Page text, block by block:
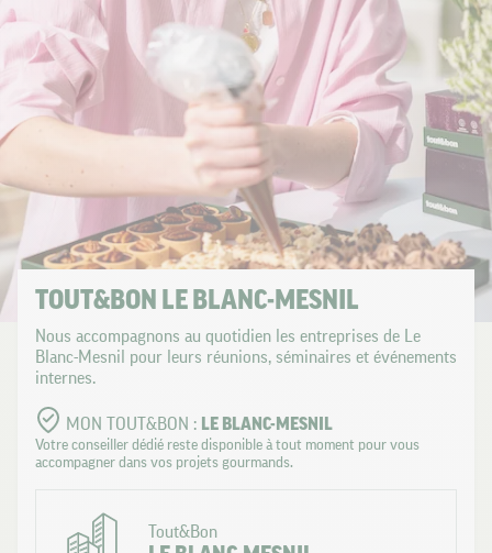
TOUT&BON LE BLANC-MESNIL
Nous accompagnons au quotidien les entreprises de Le
Blanc-Mesnil pour leurs réunions, séminaires et événements
internes.
MON TOUT&BON : LE BLANC-MESNIL
Votre conseiller dédié reste disponible à tout moment pour vous
accompagner dans vos projets gourmands.
Tout&Bon